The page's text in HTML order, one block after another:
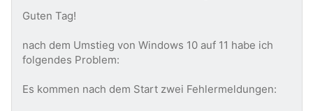
Guten Tag!
nach dem Umstieg von Windows 10 auf 11 habe ich
folgendes Problem:
Es kommen nach dem Start zwei Fehlermeldungen: